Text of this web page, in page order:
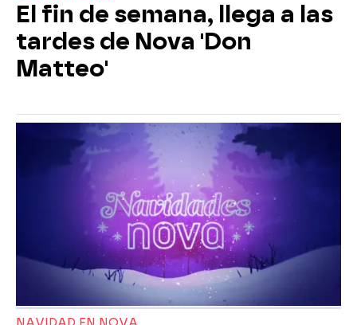
El fin de semana, llega a las
tardes de Nova 'Don
Matteo'